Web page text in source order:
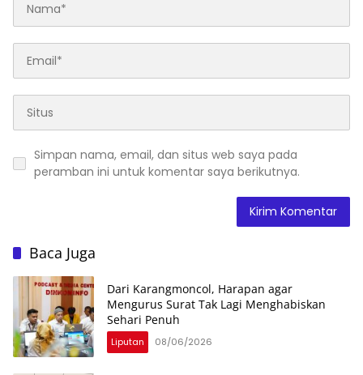
Simpan nama, email, dan situs web saya pada
peramban ini untuk komentar saya berikutnya.
Baca Juga
Dari Karangmoncol, Harapan agar
Mengurus Surat Tak Lagi Menghabiskan
Sehari Penuh
Liputan 08/06/2026